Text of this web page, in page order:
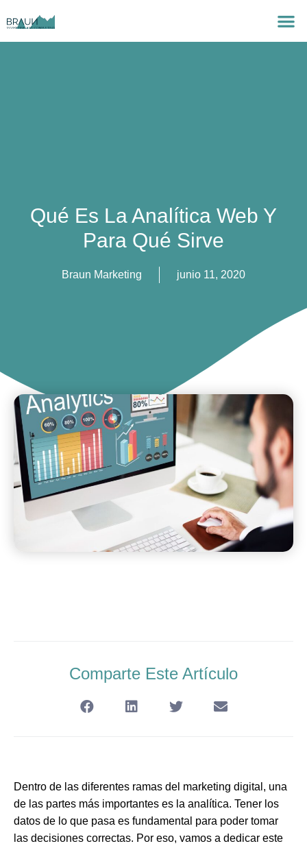
Qué Es La Analítica Web Y
Para Qué Sirve
Braun Marketing junio 11, 2020
Comparte Este Artículo
Dentro de las diferentes ramas del marketing digital, una
de las partes más importantes es la analítica. Tener los
datos de lo que pasa es fundamental para poder tomar
las decisiones correctas. Por eso, vamos a dedicar este